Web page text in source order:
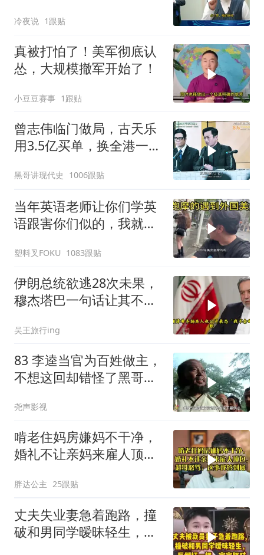
贴上了，欧洲还排着队求
合作
冷夜说 1跟贴
真被打怕了！美军彻底认
怂，大规模撤军开始了！
小豆豆赛事 1跟贴
曾志伟临门做局，古天乐
用3.5亿买单，换全港一声
黑哥讲现代史 1006跟贴
当年英语老师让你们学英
语跟害你们似的，我就是
塑料叉FOKU 1083跟贴
伊朗总统欲逃28次未果，
穆杰塔巴一句话让其不敢
吴王旅行ing
83 李逵当官为百姓做主，
不想这回却错怪了黑哥要
尧声影视
啃老住妈房嫌妈不干净，
婚礼不让亲妈来雇人顶
胖达公主 25跟贴
丈夫失业妻急着跑路，撞
破和男同学暧昧轻生，反